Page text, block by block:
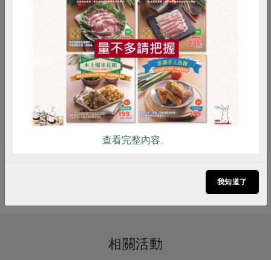
https://docs.google.com/forms/d/e/1FAIpQLScuqJ0
ZTWIjGAfX_pGlKSrrbzvGWUVHVE79XYlN4202bGf
kug/viewform?usp=header
上課地點：台南市永康區東橋一路16-1號 06-
相關活動
RPET 食譜 減硝酸鹽
雞蛋 食安 共同購買
查看完整內容..
我知道了